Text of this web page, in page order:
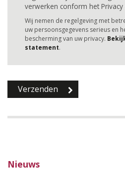
verwerken conform het Privacy
Wij nemen de regelgeving met
uw persoonsgegevens serieus en
bescherming van uw privacy.
statement.
Nieuws